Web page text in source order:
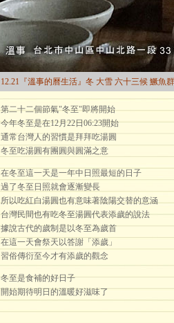
12.21『溫事的曆生活』冬 大雪 六十三候 鱖魚群
第二十二個節氣"冬至"即將開始
今年冬至是在12月22日06:23開始
通常台灣人的習慣是拜拜吃湯圓
冬至吃湯圓有團圓與圓滿之意
在冬至這一天是一年中日照最短的日子
過了冬至日照就會逐漸變長
所以吃紅白湯圓也有意味著陰陽交替的意涵
台灣民間也有吃冬至湯圓代表添歲的說法
據說古代的歲制是以冬至為歲首
在這一天會祭天以答謝「添歲」
習俗傳衍至今才有添歲的觀念
冬至是食補的好日子
開始期待明日的溫暖好滋味了